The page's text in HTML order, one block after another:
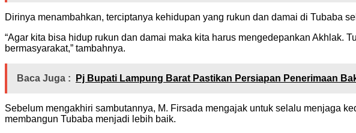
Dirinya menambahkan, terciptanya kehidupan yang rukun dan damai di Tubaba
“Agar kita bisa hidup rukun dan damai maka kita harus mengedepankan Akhlak.
bermasyarakat,” tambahnya.
Baca Juga : Pj Bupati Lampung Barat Pastikan Persiapan Penerimaan
Sebelum mengakhiri sambutannya, M. Firsada mengajak untuk selalu menjaga
membangun Tubaba menjadi lebih baik.